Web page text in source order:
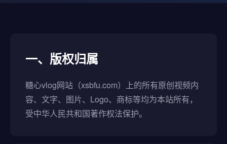
一、版权归属
糖心vlog网站（xsbfu.com）上的所有原创视频内
容、文字、图片、Logo、商标等均为本站所有，
受中华人民共和国著作权法保护。